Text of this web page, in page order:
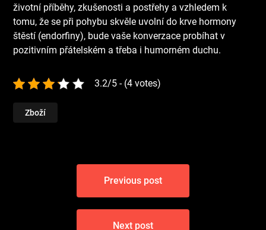
životní příběhy, zkušenosti a postřehy a vzhledem k
tomu, že se při pohybu skvěle uvolní do krve hormony
štěstí (endorfiny), bude vaše konverzace probíhat v
pozitivním přátelském a třeba i humorném duchu.
3.2/5 - (4 votes)
Zboží
Navigace
příspěvek
Previous post
Next post